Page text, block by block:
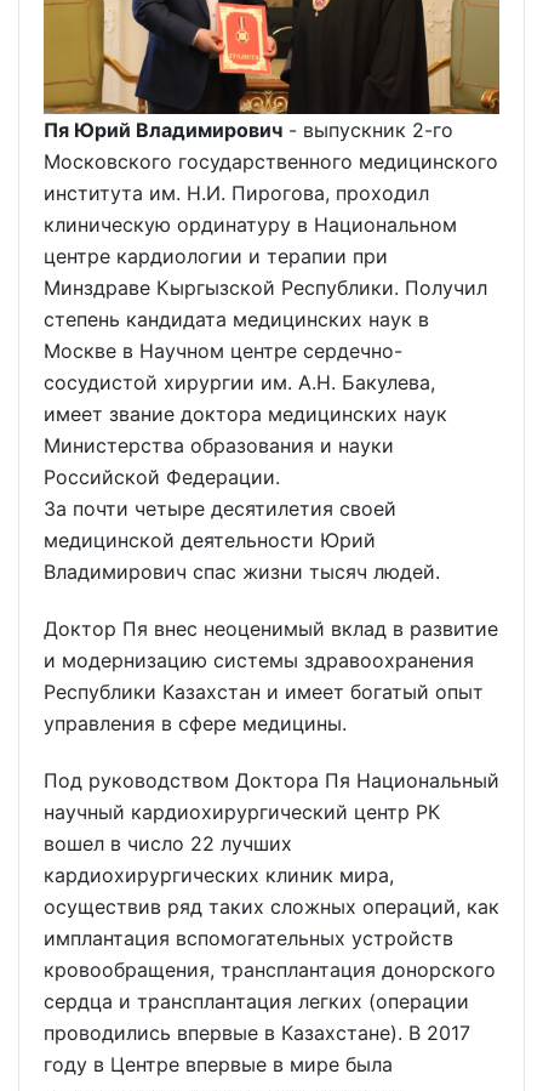
Пя Юрий Владимирович - выпускник 2-го
Московского государственного медицинского
института им. Н.И. Пирогова, проходил
клиническую ординатуру в Национальном
центре кардиологии и терапии при
Минздраве Кыргызской Республики. Получил
степень кандидата медицинских наук в
Москве в Научном центре сердечно-
сосудистой хирургии им. А.Н. Бакулева,
имеет звание доктора медицинских наук
Министерства образования и науки
Российской Федерации.
За почти четыре десятилетия своей
медицинской деятельности Юрий
Владимирович спас жизни тысяч людей.
Доктор Пя внес неоценимый вклад в развитие
и модернизацию системы здравоохранения
Республики Казахстан и имеет богатый опыт
управления в сфере медицины.
Под руководством Доктора Пя Национальный
научный кардиохирургический центр РК
вошел в число 22 лучших
кардиохирургических клиник мира,
осуществив ряд таких сложных операций, как
имплантация вспомогательных устройств
кровообращения, трансплантация донорского
сердца и трансплантация легких (операции
проводились впервые в Казахстане). В 2017
году в Центре впервые в мире была